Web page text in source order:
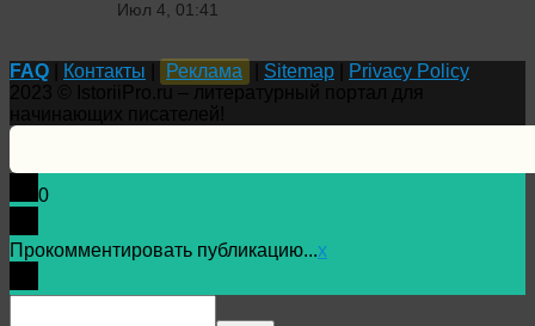
Июл 4, 01:41
FAQ Контакты Реклама Sitemap
Privacy Policy
0
Прокомментировать публикацию...x